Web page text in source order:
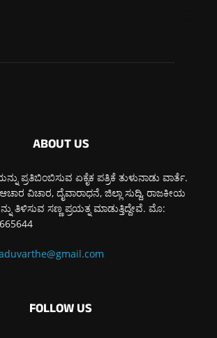
ABOUT US
ಪ್ರತಿಬಿಂಬಿಸುವ ಏಕೈಕ ಪತ್ರಿಕೆ ತುಳುನಾಡು ವಾರ್ತೆ.
ವಿಚಾರ, ದೈವಾರಾಧನೆ, ಜಿಲ್ಲಾ ಸುದ್ದಿ, ರಾಜಕೀಯ
ತಿಳಿಸುವ ಸಣ್ಣ ಪ್ರಯತ್ನ ಮಾಡುತ್ತಿದ್ದೇವೆ. ಮೊ:
FOLLOW US